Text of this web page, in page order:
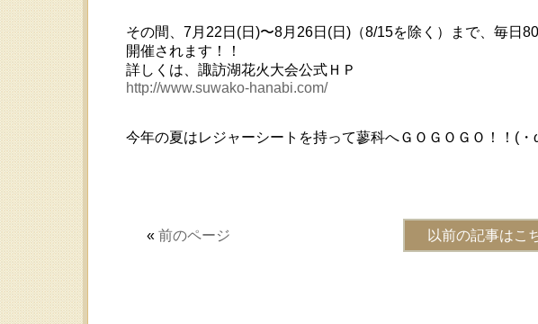
その間、7月22日(日)〜8月26日(日)（8/15を除く）まで、毎日
開催されます！！
詳しくは、諏訪湖花火大会公式ＨＰ
http://www.suwako-hanabi.com/
今年の夏はレジャーシートを持って蓼科へＧＯＧＯＧＯ！！(・
«前のページ 以前の記事はこ